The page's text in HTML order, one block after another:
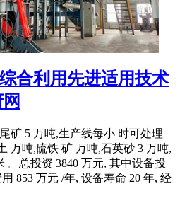
合利用先进适用技术
矿 5 万吨,生产线每小 时可处理
万吨,硫铁 矿 万吨,石英砂 3 万吨,
。总投资 3840 万元, 其中设备投
853 万元 /年, 设备寿命 20 年, 经